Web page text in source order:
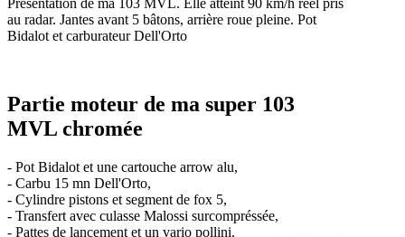
Présentation de ma 103 MVL. Elle atteint 90 km/h réel pris
au radar. Jantes avant 5 bâtons, arrière roue pleine. Pot
Bidalot et carburateur Dell'Orto
Partie moteur de ma super 103
MVL chromée
- Pot Bidalot et une cartouche arrow alu,
- Carbu 15 mn Dell'Orto,
- Cylindre pistons et segment de fox 5,
- Transfert avec culasse Malossi surcompréssée,
- Pattes de lancement et un vario pollini.